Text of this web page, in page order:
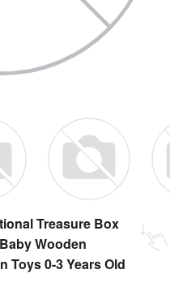
Treasure Box
Wooden
Toys 0-3 Years Old